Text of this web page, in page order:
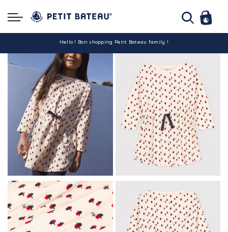
Hello ! Bon shopping Petit Bateau family !
La livraison est assurée partout en Tunisie !
-10% pour tout paiement par carte bancaire (hors promo)